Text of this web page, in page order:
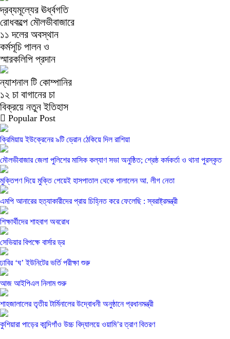
দ্রব্যমূল্যের ঊর্ধ্বগতি
রোধকল্পে মৌলভীবাজারে
১১ দলের অবস্থান
কর্মসূচি পালন ও
স্মারকলিপি প্রদান
ন্যাশনাল টি কোম্পানির
১২ চা বাগানের চা
বিক্রয়ে নতুন ইতিহাস
Popular Post
ক্রিমিয়ায় ইউক্রেনের ৯টি ড্রোন ঠেকিয়ে দিল রাশিয়া
মৌলভীবাজার জেলা পুলিশের মাসিক কল্যাণ সভা অনুষ্ঠিত; শ্রেষ্ঠ কর্মকর্তা ও থানা পুরস্কৃত
মুক্তিপণ দিয়ে মুক্তি পেয়েই হাসপাতাল থেকে পালালেন আ. লীগ নেতা
এমপি আনারের হত্যাকারীদের প্রায় চিহ্নিত করে ফেলেছি : স্বরাষ্ট্রমন্ত্রী
শিক্ষার্থীদের শাহবাগ অবরোধ
সেভিয়ার বিপক্ষে বার্সার ড্র
ঢাবির ‘ঘ’ ইউনিটের ভর্তি পরীক্ষা শুরু
আজ আইপিএল নিলাম শুরু
শাহজালালের তৃতীয় টার্মিনালের উদ্বোধনী অনুষ্ঠানে প্রধানমন্ত্রী
কুশিয়ারা পাড়ের কান্দিগাঁও উচ্চ বিদ্যালয়ে ওয়ামি’র ত্রাণ বিতরণ